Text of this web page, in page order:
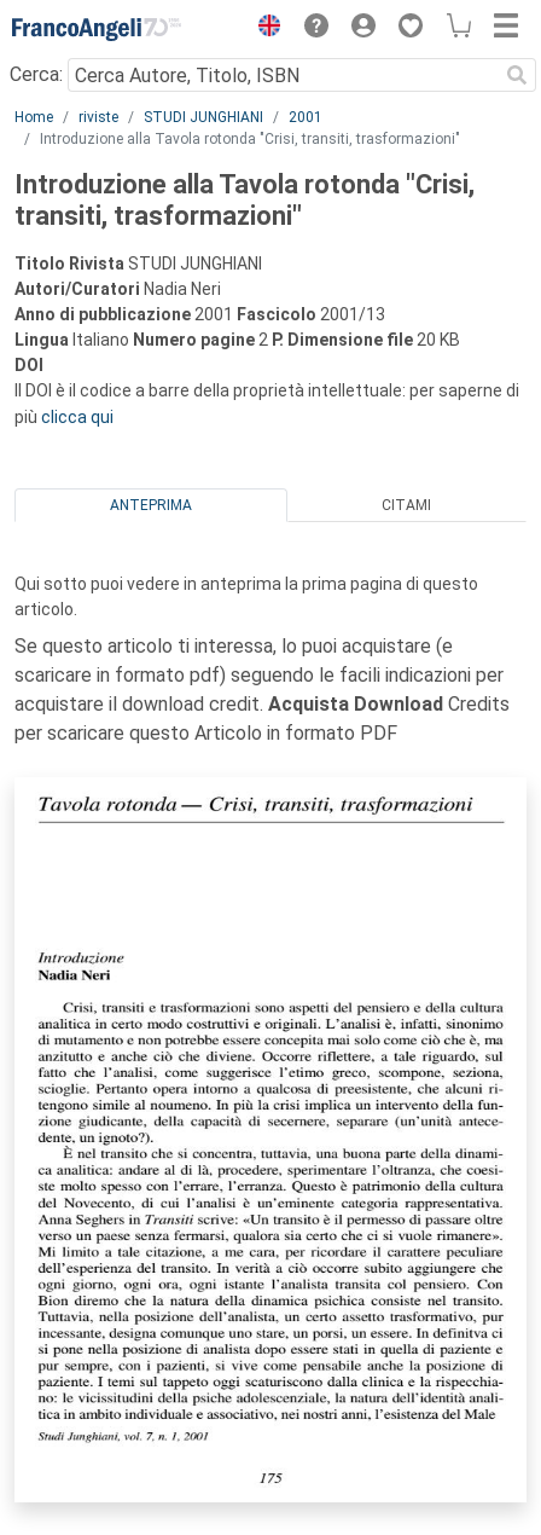
Menu
Cerca:
Main content
Home riviste STUDI JUNGHIANI
2001
Introduzione alla Tavola rotonda "Crisi, transiti, trasformazioni"
Introduzione alla Tavola rotonda "Crisi,
transiti, trasformazioni"
Titolo Rivista STUDI JUNGHIANI
Autori/Curatori Nadia Neri
Anno di pubblicazione 2001 Fascicolo 2001/13
Lingua Italiano Numero pagine 2 P. Dimensione file 20 KB
DOI
Il DOI è il codice a barre della proprietà intellettuale: per saperne di
più clicca qui
ANTEPRIMA CITAMI
Qui sotto puoi vedere in anteprima la prima pagina di questo
articolo.
Se questo articolo ti interessa, lo puoi acquistare (e
scaricare in formato pdf) seguendo le facili indicazioni per
acquistare il download credit. Acquista Download Credits
per scaricare questo Articolo in formato PDF